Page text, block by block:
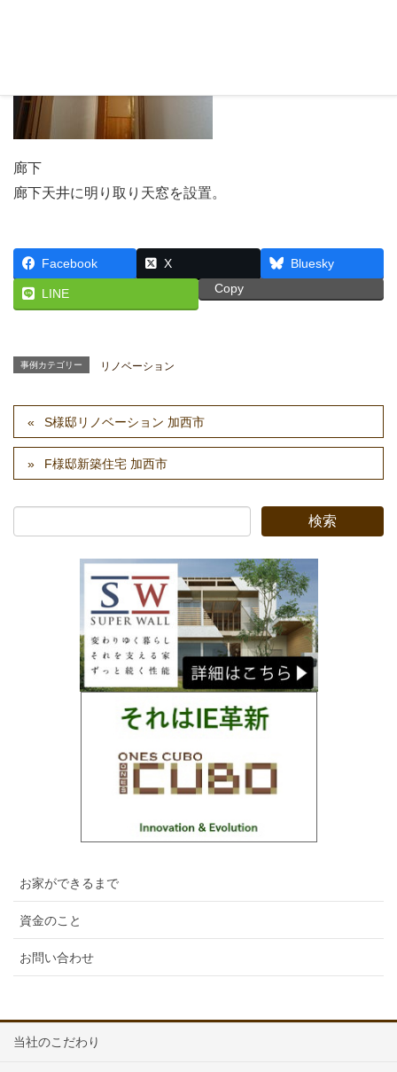
廊下
廊下天井に明り取り天窓を設置。
Facebook X Bluesky
LINE Copy
事例カテゴリー リノベーション
S様邸リノベーション 加西市
F様邸新築住宅 加西市
お家ができるまで
資金のこと
お問い合わせ
当社のこだわり